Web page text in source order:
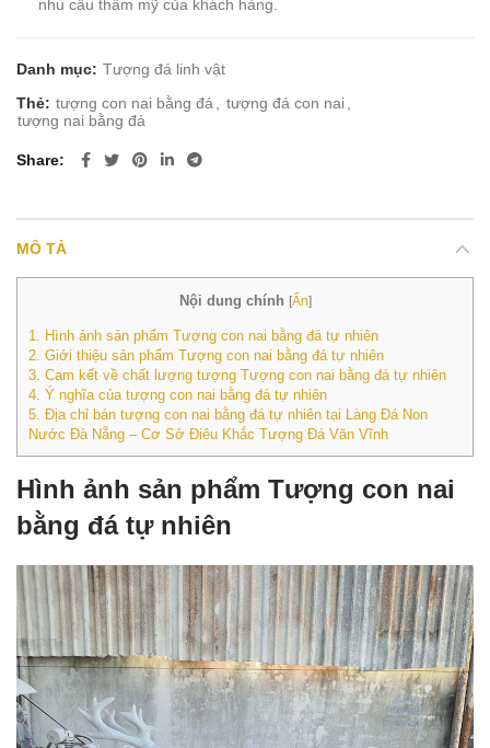
nhu cầu thẩm mỹ của khách hàng.
Danh mục: Tượng đá linh vật
Thẻ: tượng con nai bằng đá tượng đá con nai
tượng nai bằng đá
Share
MÔ TẢ
Nội dung chính [Ẩn]
1. Hình ảnh sản phẩm Tượng con nai bằng đá tự nhiên
2. Giới thiệu sản phẩm Tượng con nai bằng đá tự nhiên
3. Cam kết về chất lượng tượng Tượng con nai bằng đá tự nhiên
4. Ý nghĩa của tượng con nai bằng đá tự nhiên
5. Địa chỉ bán tượng con nai bằng đá tự nhiên tại Làng Đá Non
Nước Đà Nẵng – Cơ Sở Điêu Khắc Tượng Đá Văn Vĩnh
Hình ảnh sản phẩm Tượng con nai
bằng đá tự nhiên